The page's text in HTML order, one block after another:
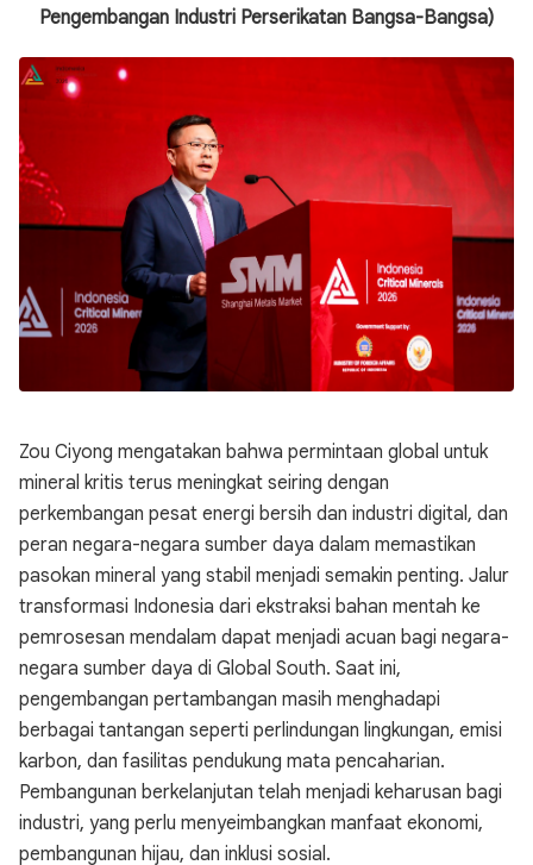
Pengembangan Industri Perserikatan Bangsa-Bangsa)
Zou Ciyong mengatakan bahwa permintaan global untuk
mineral kritis terus meningkat seiring dengan
perkembangan pesat energi bersih dan industri digital, dan
peran negara-negara sumber daya dalam memastikan
pasokan mineral yang stabil menjadi semakin penting. Jalur
transformasi Indonesia dari ekstraksi bahan mentah ke
pemrosesan mendalam dapat menjadi acuan bagi negara-
negara sumber daya di Global South. Saat ini,
pengembangan pertambangan masih menghadapi
berbagai tantangan seperti perlindungan lingkungan, emisi
karbon, dan fasilitas pendukung mata pencaharian.
Pembangunan berkelanjutan telah menjadi keharusan bagi
industri, yang perlu menyeimbangkan manfaat ekonomi,
pembangunan hijau, dan inklusi sosial.